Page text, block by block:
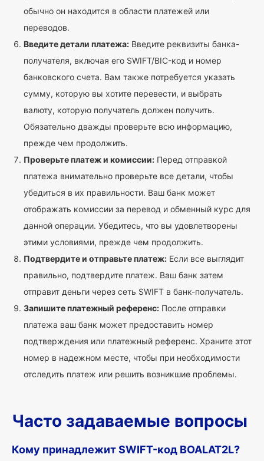
обычно он находится в области платежей или
переводов.
Введите детали платежа: Введите реквизиты банка-
получателя, включая его SWIFT/BIC-код и номер
банковского счета. Вам также потребуется указать
сумму, которую вы хотите перевести, и выбрать
валюту, которую получатель должен получить.
Обязательно дважды проверьте всю информацию,
прежде чем продолжить.
Проверьте платеж и комиссии: Перед отправкой
платежа внимательно проверьте все детали, чтобы
убедиться в их правильности. Ваш банк может
отображать комиссии за перевод и обменный курс для
данной операции. Убедитесь, что вы удовлетворены
этими условиями, прежде чем продолжить.
Подтвердите и отправьте платеж: Если все выглядит
правильно, подтвердите платеж. Ваш банк затем
отправит деньги через сеть SWIFT в банк-получатель.
Запишите платежный референс: После отправки
платежа ваш банк может предоставить номер
подтверждения или платежный референс. Храните этот
номер в надежном месте, чтобы при необходимости
отследить платеж или решить возникшие проблемы.
Часто задаваемые вопросы
Кому принадлежит SWIFT-код BOALAT2L?